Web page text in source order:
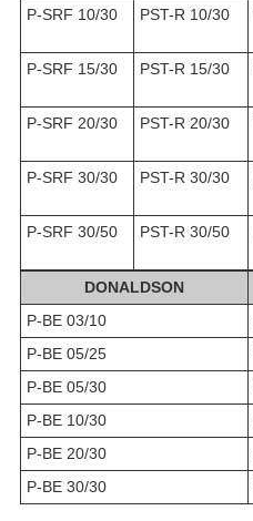
P-SRF 10/30
PST-R 10/30
P-SRF 15/30
PST-R 15/30
P-SRF 20/30
PST-R 20/30
P-SRF 30/30
PST-R 30/30
P-SRF 30/50
PST-R 30/50
DONALDSON
P-BE 03/10
P-BE 05/25
P-BE 05/30
P-BE 10/30
P-BE 20/30
P-BE 30/30